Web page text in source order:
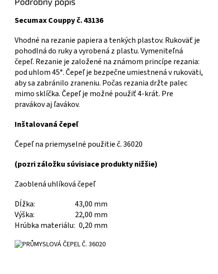
Secumax Couppy č. 43136
Vhodné na rezanie papiera a tenkých plastov. Rukoväť je
pohodlná do ruky a vyrobená z plastu. Vymeniteľná
čepeľ. Rezanie je založené na známom princípe rezania:
pod uhlom 45°. Čepeľ je bezpečne umiestnená v rukoväti,
aby sa zabránilo zraneniu. Počas rezania držte palec
mimo sklíčka. Čepeľ je možné použiť 4-krát. Pre
pravákov aj ľavákov.
Inštalovaná čepeľ
Čepeľ na priemyselné použitie č. 36020
(pozri záložku súvisiace produkty nižšie)
Zaoblená uhlíková čepeľ
Dĺžka:
43,00 mm
Výška:
22,00 mm
Hrúbka materiálu: 0,20 mm